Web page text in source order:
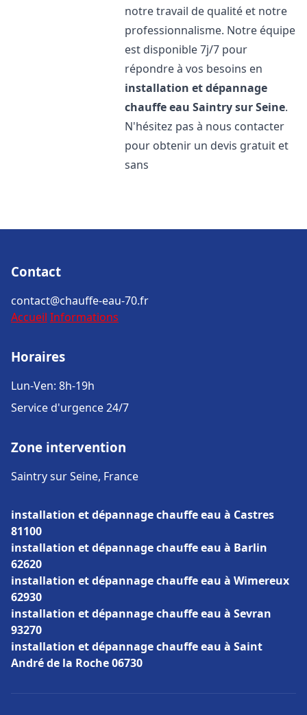
notre travail de qualité et notre
professionnalisme. Notre équipe
est disponible 7j/7 pour
répondre à vos besoins en
installation et dépannage
chauffe eau Saintry sur Seine.
N'hésitez pas à nous contacter
pour obtenir un devis gratuit et
sans
Contact
contact@chauffe-eau-70.fr
Accueil Informations
Horaires
Lun-Ven: 8h-19h
Service d'urgence 24/7
Zone intervention
Saintry sur Seine, France
installation et dépannage chauffe eau à Castres
81100
installation et dépannage chauffe eau à Barlin
62620
installation et dépannage chauffe eau à Wimereux
62930
installation et dépannage chauffe eau à Sevran
93270
installation et dépannage chauffe eau à Saint
André de la Roche 06730